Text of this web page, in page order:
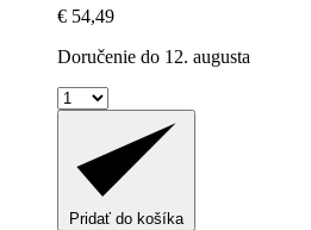
€ 54,49
Doručenie do 12. augusta
Pridať do košíka